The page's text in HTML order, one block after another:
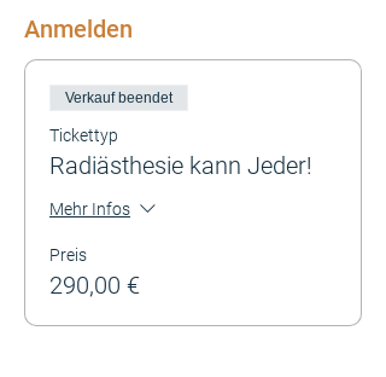
Anmelden
Verkauf beendet
Tickettyp
Radiästhesie kann Jeder!
Mehr Infos
Preis
290,00 €